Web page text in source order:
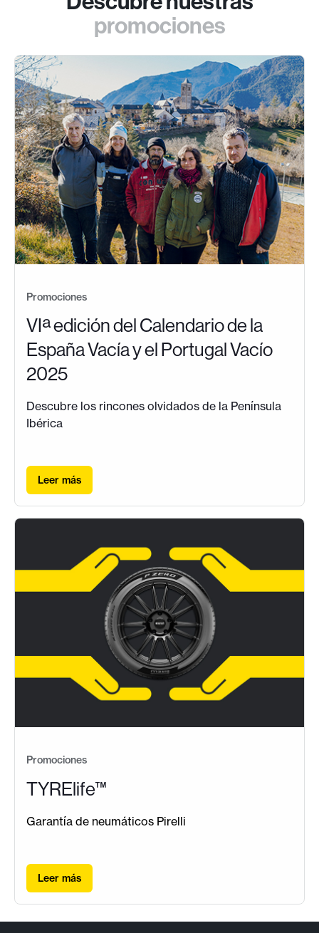
promociones
Promociones
VIª edición del Calendario de la
España Vacía y el Portugal Vacío
2025
Descubre los rincones olvidados de la Península
Ibérica
Leer más
Promociones
TYRElife™
Garantía de neumáticos Pirelli
Leer más